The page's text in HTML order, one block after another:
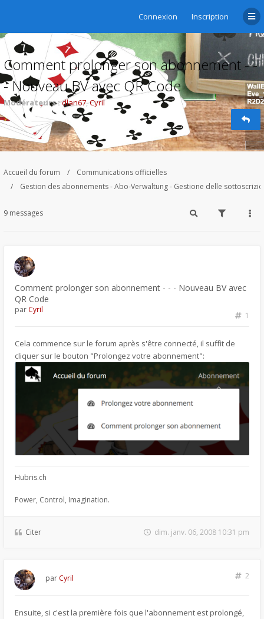
Connexion Inscription
Comment prolonger son abonnement - -
- Nouveau BV avec QR Code
Modérateurs :dlan67,Cyril
Accueil du forum
Communications officielles
Gestion des abonnements - Abo-Verwaltung - Gestione delle
9 messages
Comment prolonger son abonnement - - - Nouveau BV avec
QR Code
1
par Cyril
Cela commence sur le forum après s'être connecté, il suffit de
cliquer sur le bouton "Prolongez votre abonnement":
Hubris.ch
Power, Control, Imagination.
Citer dim. janv. 06, 2008 10:31 pm
2
par Cyril
Ensuite, si c'est la première fois que l'abonnement est prolongé,